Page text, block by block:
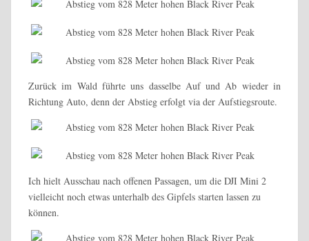
Zurück im Wald führte uns dasselbe Auf und Ab wieder in
Richtung Auto, denn der Abstieg erfolgt via der Aufstiegsroute.
Ich hielt Ausschau nach offenen Passagen, um die DJI Mini 2
vielleicht noch etwas unterhalb des Gipfels starten lassen zu
können.